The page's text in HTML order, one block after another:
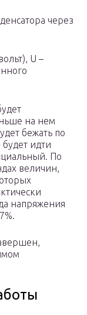
через
U –
на нем
бежать по
идти
По
величин,
напряжения